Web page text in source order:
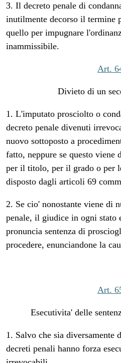
3. Il decreto penale di
inutilmente decorso il termine
quello per impugnare
inammissibile.
Art.
Divieto di un
1. L'imputato prosciolto o
decreto penale divenuti
nuovo sottoposto a
fatto, neppure se questo viene
per il titolo, per il grado o per
disposto dagli articoli 69
2. Se cio' nonostante viene di
penale, il giudice in ogni stato
pronuncia sentenza di
procedere, enunciandone la
Art.
Esecutivita' delle
1. Salvo che sia diversamente
decreti penali hanno forza